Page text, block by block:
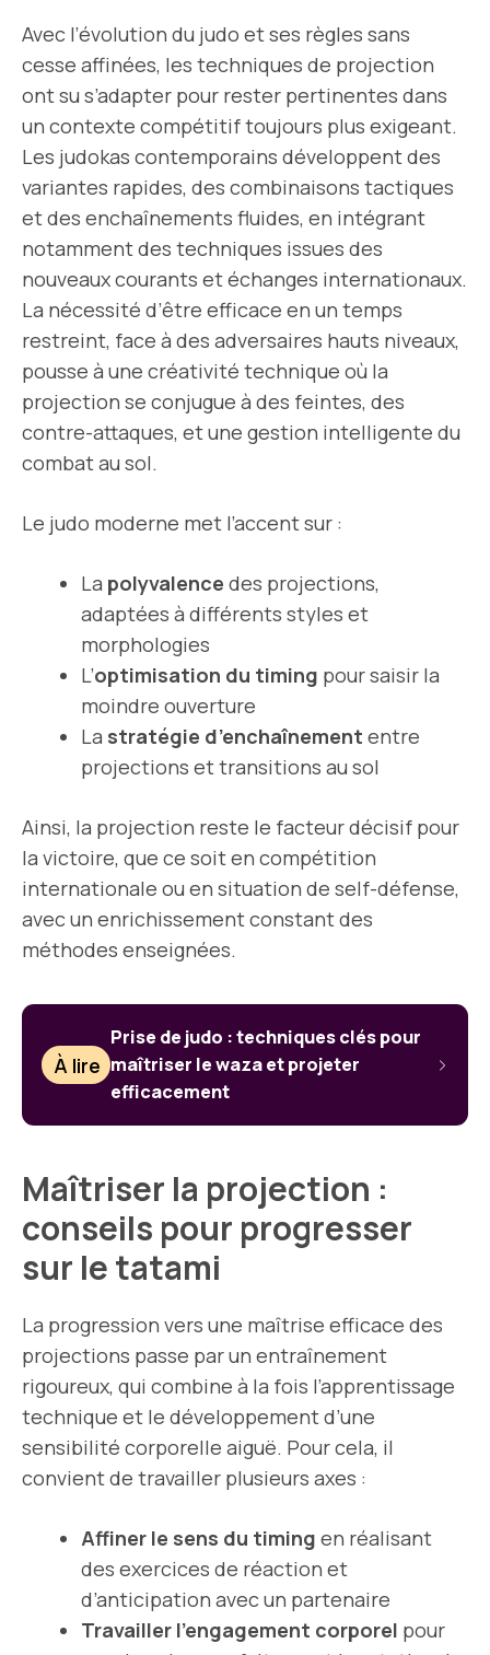
Avec l’évolution du judo et ses règles sans
cesse affinées, les techniques de projection
ont su s’adapter pour rester pertinentes dans
un contexte compétitif toujours plus exigeant.
Les judokas contemporains développent des
variantes rapides, des combinaisons tactiques
et des enchaînements fluides, en intégrant
notamment des techniques issues des
nouveaux courants et échanges internationaux.
La nécessité d’être efficace en un temps
restreint, face à des adversaires hauts niveaux,
pousse à une créativité technique où la
projection se conjugue à des feintes, des
contre-attaques, et une gestion intelligente du
combat au sol.
Le judo moderne met l’accent sur :
La polyvalence des projections,
adaptées à différents styles et
morphologies
L’optimisation du timing pour saisir la
moindre ouverture
La stratégie d’enchaînement entre
projections et transitions au sol
Ainsi, la projection reste le facteur décisif pour
la victoire, que ce soit en compétition
internationale ou en situation de self-défense,
avec un enrichissement constant des
méthodes enseignées.
À lire
Prise de judo : techniques clés pour
maîtriser le waza et projeter
efficacement
Maîtriser la projection :
conseils pour progresser
sur le tatami
La progression vers une maîtrise efficace des
projections passe par un entraînement
rigoureux, qui combine à la fois l’apprentissage
technique et le développement d’une
sensibilité corporelle aiguë. Pour cela, il
convient de travailler plusieurs axes :
Affiner le sens du timing en réalisant
des exercices de réaction et
d’anticipation avec un partenaire
Travailler l’engagement corporel pour